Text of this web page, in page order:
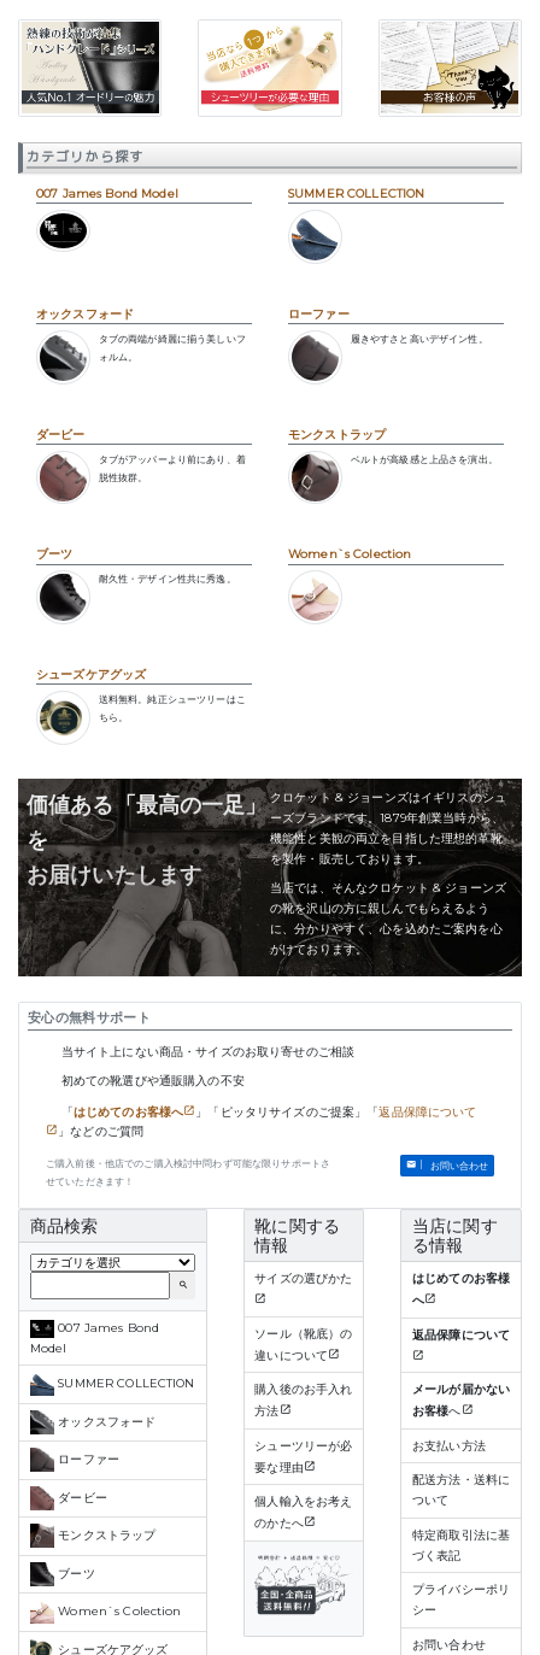
カテゴリから探す
007 James Bond Model SUMMER COLLECTION
オックスフォード
タブの両端が綺麗に揃う美しいフ
ォルム。
ローファー
履きやすさと高いデザイン性。
ダービー
タブがアッパーより前にあり、着
脱性抜群。
モンクストラップ
ベルトが高級感と上品さを演出。
ブーツ
耐久性・デザイン性共に秀逸。
Women`s Colection
シューズケアグッズ
送料無料。純正シューツリーはこ
ちら。
価値ある「最高の一足」
を
お届けいたします
クロケット & ジョーンズはイギリスのシュ
ーズブランドです。1879年創業当時から、
機能性と美観の両立を目指した理想的革靴
を製作・販売しております。
当店では、そんなクロケット & ジョーンズ
の靴を沢山の方に親しんでもらえるよう
に、分かりやすく、心を込めたご案内を心
がけております。
安心の無料サポート
当サイト上にない商品・サイズのお取り寄せのご相談
初めての靴選びや通販購入の不安
「はじめてのお客様へ 」「ピッタリサイズのご提案」「返品保障について
」などのご質問
ご購入前後・他店でのご購入検討中問わず可能な限りサポートさ
せていただきます！
お問い合わせ
商品検索
search
007 James Bond
Model
SUMMER COLLECTION
オックスフォード
ローファー
ダービー
モンクストラップ
ブーツ
Women`s Colection
シューズケアグッズ
靴に関する
情報
サイズの選びかた
ソール（靴底）の
違いについて
購入後のお手入れ
方法
シューツリーが必
要な理由
個人輸入をお考え
のかたへ
当店に関す
る情報
はじめてのお客様
へ
返品保障について
メールが届かない
お客様へ
お支払い方法
配送方法・送料に
ついて
特定商取引法に基
づく表記
プライバシーポリ
シー
お問い合わせ